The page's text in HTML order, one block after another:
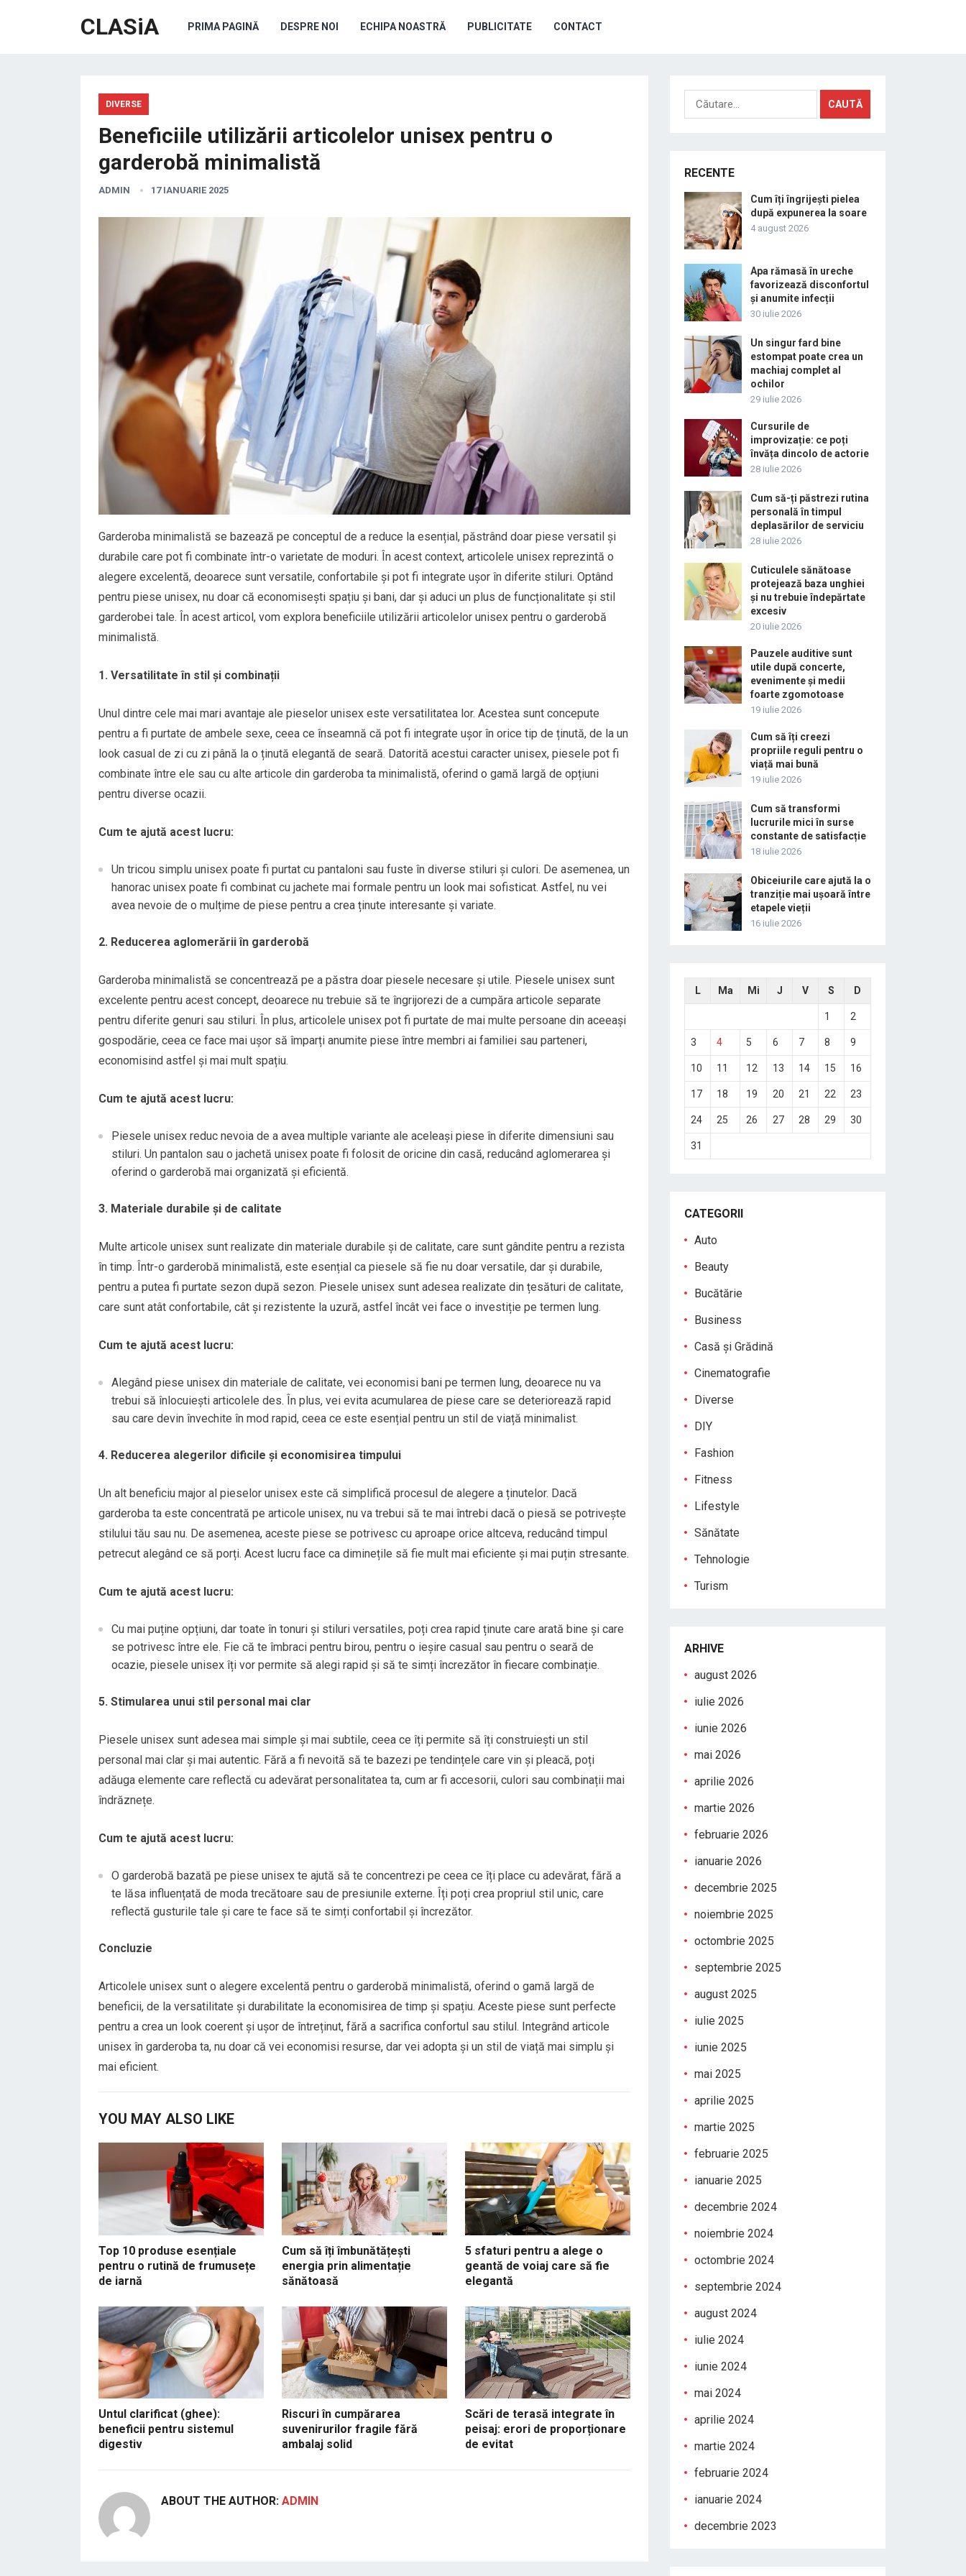
CLASiA PRIMA PAGINĂ DESPRE NOI ECHIPA NOASTRĂ PUBLICITATE CONTACT
DIVERSE
Beneficiile utilizării articolelor unisex pentru o
garderobă minimalistă
ADMIN 17 IANUARIE 2025
Garderoba minimalistă se bazează pe conceptul de a reduce la esențial, păstrând doar piese versatil și
durabile care pot fi combinate într-o varietate de moduri. În acest context, articolele unisex reprezintă o
alegere excelentă, deoarece sunt versatile, confortabile și pot fi integrate ușor în diferite stiluri. Optând
pentru piese unisex, nu doar că economisești spațiu și bani, dar și aduci un plus de funcționalitate și stil
garderobei tale. În acest articol, vom explora beneficiile utilizării articolelor unisex pentru o garderobă
minimalistă.
1. Versatilitate în stil și combinații
Unul dintre cele mai mari avantaje ale pieselor unisex este versatilitatea lor. Acestea sunt concepute
pentru a fi purtate de ambele sexe, ceea ce înseamnă că pot fi integrate ușor în orice tip de ținută, de la un
look casual de zi cu zi până la o ținută elegantă de seară. Datorită acestui caracter unisex, piesele pot fi
combinate între ele sau cu alte articole din garderoba ta minimalistă, oferind o gamă largă de opțiuni
pentru diverse ocazii.
Cum te ajută acest lucru:
Un tricou simplu unisex poate fi purtat cu pantaloni sau fuste în diverse stiluri și culori. De asemenea, un
hanorac unisex poate fi combinat cu jachete mai formale pentru un look mai sofisticat. Astfel, nu vei
avea nevoie de o mulțime de piese pentru a crea ținute interesante și variate.
2. Reducerea aglomerării în garderobă
Garderoba minimalistă se concentrează pe a păstra doar piesele necesare și utile. Piesele unisex sunt
excelente pentru acest concept, deoarece nu trebuie să te îngrijorezi de a cumpăra articole separate
pentru diferite genuri sau stiluri. În plus, articolele unisex pot fi purtate de mai multe persoane din aceeași
gospodărie, ceea ce face mai ușor să împarți anumite piese între membri ai familiei sau parteneri,
economisind astfel și mai mult spațiu.
Cum te ajută acest lucru:
Piesele unisex reduc nevoia de a avea multiple variante ale aceleași piese în diferite dimensiuni sau
stiluri. Un pantalon sau o jachetă unisex poate fi folosit de oricine din casă, reducând aglomerarea și
oferind o garderobă mai organizată și eficientă.
3. Materiale durabile și de calitate
Multe articole unisex sunt realizate din materiale durabile și de calitate, care sunt gândite pentru a rezista
în timp. Într-o garderobă minimalistă, este esențial ca piesele să fie nu doar versatile, dar și durabile,
pentru a putea fi purtate sezon după sezon. Piesele unisex sunt adesea realizate din țesături de calitate,
care sunt atât confortabile, cât și rezistente la uzură, astfel încât vei face o investiție pe termen lung.
Cum te ajută acest lucru:
Alegând piese unisex din materiale de calitate, vei economisi bani pe termen lung, deoarece nu va
trebui să înlocuiești articolele des. În plus, vei evita acumularea de piese care se deteriorează rapid
sau care devin învechite în mod rapid, ceea ce este esențial pentru un stil de viață minimalist.
4. Reducerea alegerilor dificile și economisirea timpului
Un alt beneficiu major al pieselor unisex este că simplifică procesul de alegere a ținutelor. Dacă
garderoba ta este concentrată pe articole unisex, nu va trebui să te mai întrebi dacă o piesă se potrivește
stilului tău sau nu. De asemenea, aceste piese se potrivesc cu aproape orice altceva, reducând timpul
petrecut alegând ce să porți. Acest lucru face ca diminețile să fie mult mai eficiente și mai puțin stresante.
Cum te ajută acest lucru:
Cu mai puține opțiuni, dar toate în tonuri și stiluri versatiles, poți crea rapid ținute care arată bine și care
se potrivesc între ele. Fie că te îmbraci pentru birou, pentru o ieșire casual sau pentru o seară de
ocazie, piesele unisex îți vor permite să alegi rapid și să te simți încrezător în fiecare combinație.
5. Stimularea unui stil personal mai clar
Piesele unisex sunt adesea mai simple și mai subtile, ceea ce îți permite să îți construiești un stil
personal mai clar și mai autentic. Fără a fi nevoită să te bazezi pe tendințele care vin și pleacă, poți
adăuga elemente care reflectă cu adevărat personalitatea ta, cum ar fi accesorii, culori sau combinații mai
îndrăznețe.
Cum te ajută acest lucru:
O garderobă bazată pe piese unisex te ajută să te concentrezi pe ceea ce îți place cu adevărat, fără a
te lăsa influențată de moda trecătoare sau de presiunile externe. Îți poți crea propriul stil unic, care
reflectă gusturile tale și care te face să te simți confortabil și încrezător.
Concluzie
Articolele unisex sunt o alegere excelentă pentru o garderobă minimalistă, oferind o gamă largă de
beneficii, de la versatilitate și durabilitate la economisirea de timp și spațiu. Aceste piese sunt perfecte
pentru a crea un look coerent și ușor de întreținut, fără a sacrifica confortul sau stilul. Integrând articole
unisex în garderoba ta, nu doar că vei economisi resurse, dar vei adopta și un stil de viață mai simplu și
mai eficient.
YOU MAY ALSO LIKE
Top 10 produse esențiale
pentru o rutină de frumusețe
de iarnă
Cum să îți îmbunătățești
energia prin alimentație
sănătoasă
5 sfaturi pentru a alege o
geantă de voiaj care să fie
elegantă
Untul clarificat (ghee):
beneficii pentru sistemul
digestiv
Riscuri în cumpărarea
suvenirurilor fragile fără
ambalaj solid
Scări de terasă integrate în
peisaj: erori de proporționare
de evitat
ABOUT THE AUTHOR: ADMIN
Caută
după:
RECENTE
Cum îți îngrijești pielea
după expunerea la soare
4 august 2026
Apa rămasă în ureche
favorizează disconfortul
și anumite infecții
30 iulie 2026
Un singur fard bine
estompat poate crea un
machiaj complet al
ochilor
29 iulie 2026
Cursurile de
improvizație: ce poți
învăța dincolo de actorie
28 iulie 2026
Cum să-ți păstrezi rutina
personală în timpul
deplasărilor de serviciu
28 iulie 2026
Cuticulele sănătoase
protejează baza unghiei
și nu trebuie îndepărtate
excesiv
20 iulie 2026
Pauzele auditive sunt
utile după concerte,
evenimente și medii
foarte zgomotoase
19 iulie 2026
Cum să îți creezi
propriile reguli pentru o
viață mai bună
19 iulie 2026
Cum să transformi
lucrurile mici în surse
constante de satisfacție
18 iulie 2026
Obiceiurile care ajută la o
tranziție mai ușoară între
etapele vieții
16 iulie 2026
L Ma Mi J V S D
1 2
3 4 5 6 7 8 9
10 11 12 13 14 15 16
17 18 19 20 21 22 23
24 25 26 27 28 29 30
31
CATEGORII
Auto
Beauty
Bucătărie
Business
Casă și Grădină
Cinematografie
Diverse
DIY
Fashion
Fitness
Lifestyle
Sănătate
Tehnologie
Turism
ARHIVE
august 2026
iulie 2026
iunie 2026
mai 2026
aprilie 2026
martie 2026
februarie 2026
ianuarie 2026
decembrie 2025
noiembrie 2025
octombrie 2025
septembrie 2025
august 2025
iulie 2025
iunie 2025
mai 2025
aprilie 2025
martie 2025
februarie 2025
ianuarie 2025
decembrie 2024
noiembrie 2024
octombrie 2024
septembrie 2024
august 2024
iulie 2024
iunie 2024
mai 2024
aprilie 2024
martie 2024
februarie 2024
ianuarie 2024
decembrie 2023